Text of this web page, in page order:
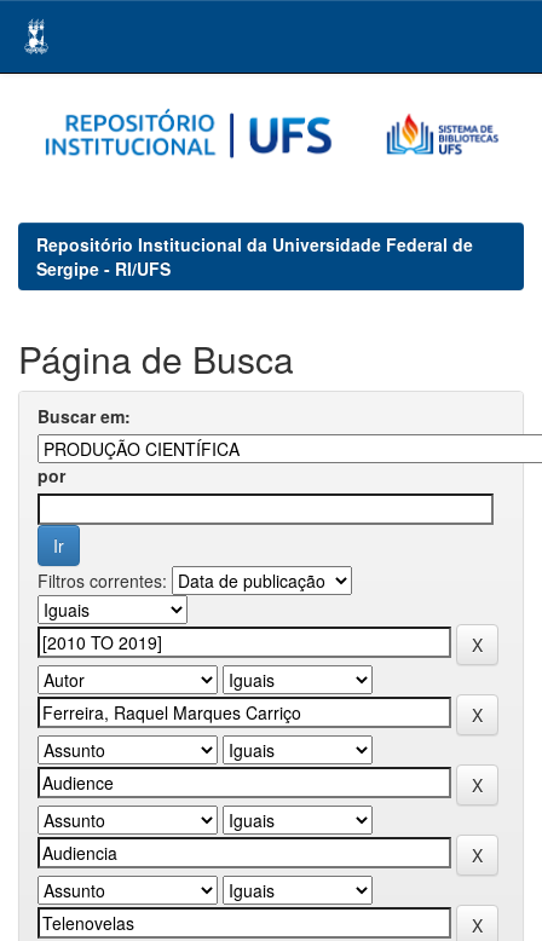
navigation
Repositório Institucional da Universidade Federal de
Sergipe - RI/UFS
Página de Busca
Buscar em:
por
Filtros correntes: